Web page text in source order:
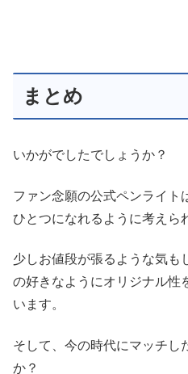
まとめ
いかがでしたでしょうか？
ファン念願の公式ペンライ
ひとつになれるように考えら
少しお値段が張るような気も
の好きなようにオリジナル性
います。
そして、今の時代にマッチし
か？